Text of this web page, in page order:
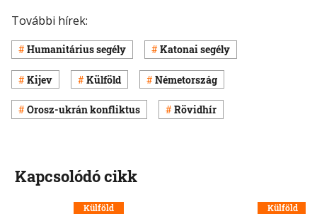
További hírek:
Humanitárius segély Katonai segély
Kijev Külföld Németország
Orosz-ukrán konfliktus Rövidhír
Kapcsolódó cikk
Külföld Külföld